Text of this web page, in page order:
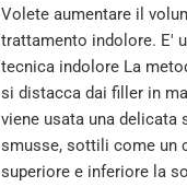
Volete aumentare il
trattamento indolore. E'
tecnica indolore La
si distacca dai filler in
viene usata una
smusse, sottili come un
superiore e inferiore la